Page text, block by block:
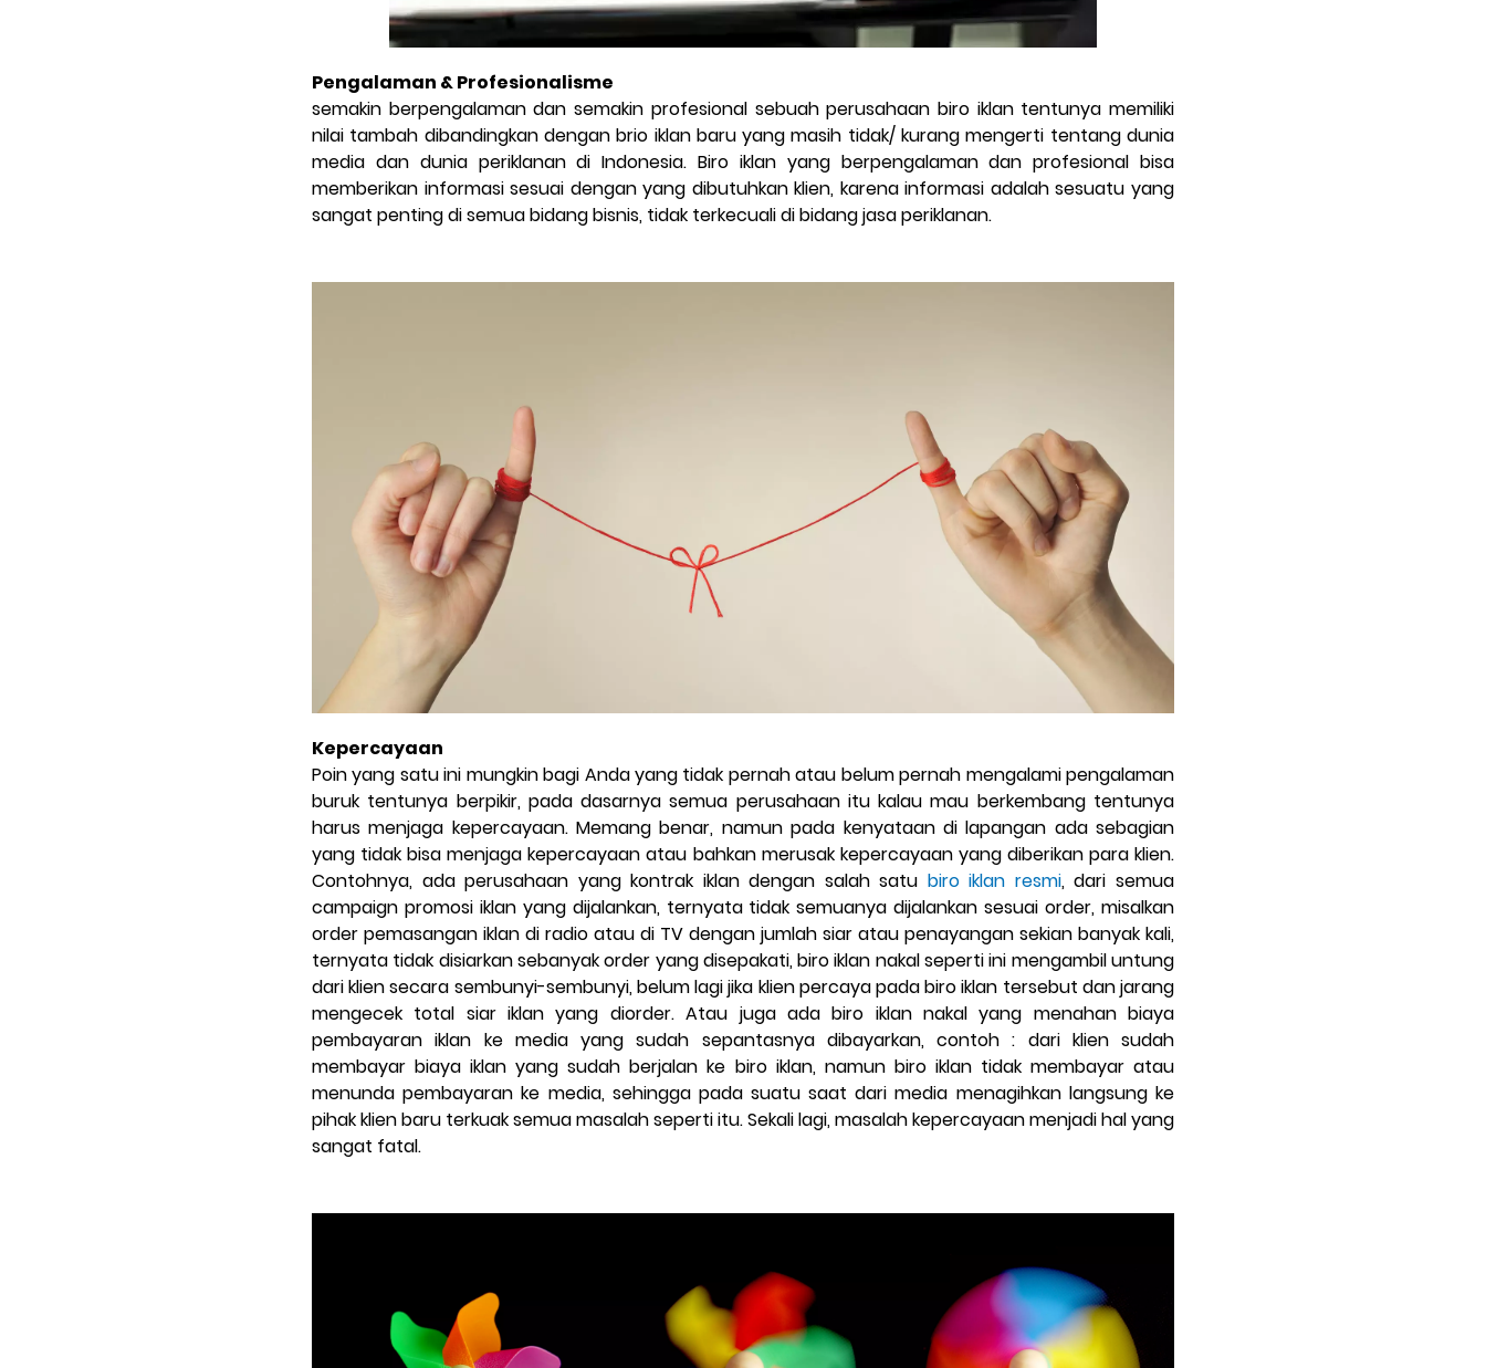
Pengalaman & Profesionalisme
semakin berpengalaman dan semakin profesional sebuah perusahaan biro iklan tentunya memiliki
nilai tambah dibandingkan dengan brio iklan baru yang masih tidak/ kurang mengerti tentang dunia
media dan dunia periklanan di Indonesia. Biro iklan yang berpengalaman dan profesional bisa
memberikan informasi sesuai dengan yang dibutuhkan klien, karena informasi adalah sesuatu yang
sangat penting di semua bidang bisnis, tidak terkecuali di bidang jasa periklanan.
Kepercayaan
Poin yang satu ini mungkin bagi Anda yang tidak pernah atau belum pernah mengalami pengalaman
buruk tentunya berpikir, pada dasarnya semua perusahaan itu kalau mau berkembang tentunya
harus menjaga kepercayaan. Memang benar, namun pada kenyataan di lapangan ada sebagian
yang tidak bisa menjaga kepercayaan atau bahkan merusak kepercayaan yang diberikan para klien.
Contohnya, ada perusahaan yang kontrak iklan dengan salah satu biro iklan resmi, dari semua
campaign promosi iklan yang dijalankan, ternyata tidak semuanya dijalankan sesuai order, misalkan
order pemasangan iklan di radio atau di TV dengan jumlah siar atau penayangan sekian banyak kali,
ternyata tidak disiarkan sebanyak order yang disepakati, biro iklan nakal seperti ini mengambil untung
dari klien secara sembunyi-sembunyi, belum lagi jika klien percaya pada biro iklan tersebut dan jarang
mengecek total siar iklan yang diorder. Atau juga ada biro iklan nakal yang menahan biaya
pembayaran iklan ke media yang sudah sepantasnya dibayarkan, contoh : dari klien sudah
membayar biaya iklan yang sudah berjalan ke biro iklan, namun biro iklan tidak membayar atau
menunda pembayaran ke media, sehingga pada suatu saat dari media menagihkan langsung ke
pihak klien baru terkuak semua masalah seperti itu. Sekali lagi, masalah kepercayaan menjadi hal yang
sangat fatal.